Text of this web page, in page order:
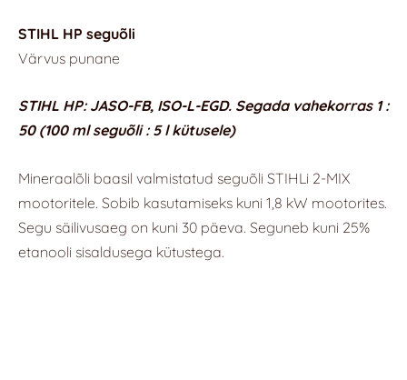
STIHL HP seguõli
Värvus punane
STIHL HP: JASO-FB, ISO-L-EGD. Segada vahekorras 1 :
50 (100 ml seguõli : 5 l kütusele)
Mineraalõli baasil valmistatud seguõli STIHLi 2-MIX
mootoritele. Sobib kasutamiseks kuni 1,8 kW mootorites.
Segu säilivusaeg on kuni 30 päeva. Seguneb kuni 25%
etanooli sisaldusega kütustega.